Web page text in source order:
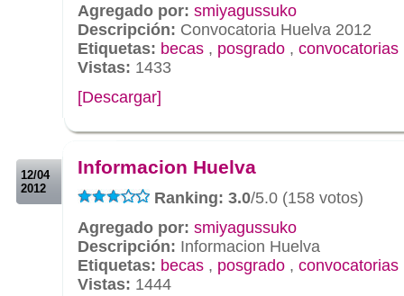
Agregado por: smiyagussuko
Descripción: Convocatoria Huelva 2012
Etiquetas: becas , posgrado , convocatorias
Vistas: 1433
[Descargar]
12/04
2012
Informacion Huelva
Ranking: 3.0/5.0 (158 votos)
Agregado por: smiyagussuko
Descripción: Informacion Huelva
Etiquetas: becas , posgrado , convocatorias
Vistas: 1444